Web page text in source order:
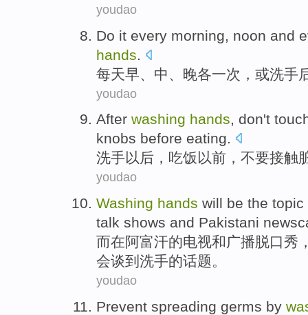
youdao
Do it every morning , noon and
hands
每天早 、中、 晚各一次， 或洗手
youdao
After washing hands, don't
knobs before eating.
洗手以后 ， 吃饭 以前 ， 不要接触
youdao
Washing hands will be the topic
talk shows and Pakistani
而在阿富汗的电视和广播脱口秀
会谈到 洗手的话题。
youdao
Prevent spreading germs by